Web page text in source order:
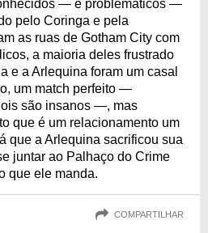
— e problemáticos —
pelo Coringa e pela
as ruas de Gotham City com
a maioria deles frustrado
e a Arlequina foram um casal
um match perfeito —
são insanos —, mas
que é um relacionamento um
que a Arlequina sacrificou sua
juntar ao Palhaço do Crime
que ele manda.
COMPARTILHAR